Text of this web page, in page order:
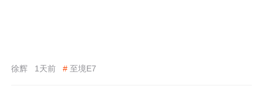
徐辉 1天前 # 至境E7